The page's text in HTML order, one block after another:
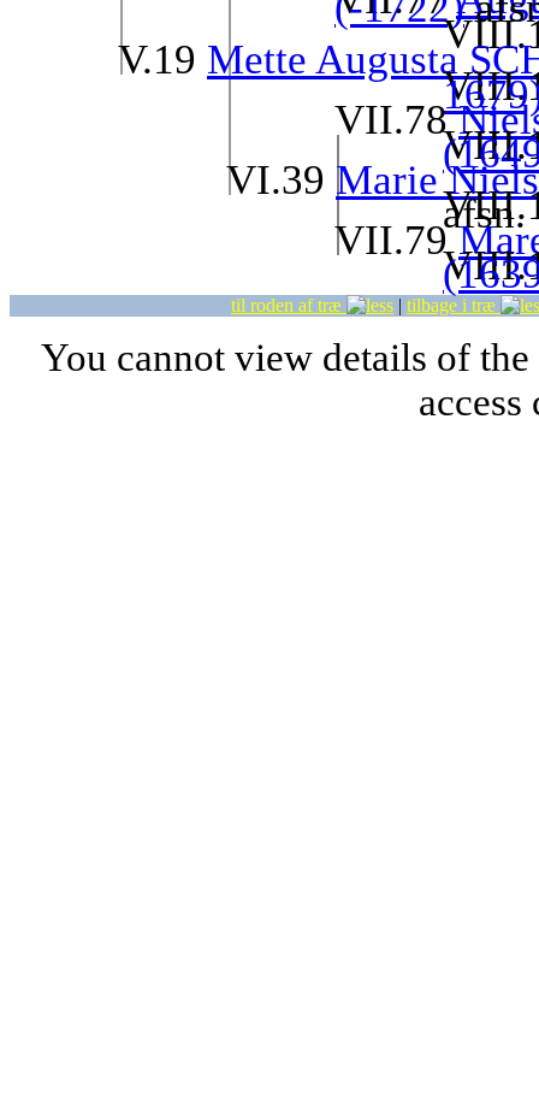
V.19 Mette Augusta
VII.78
VI.39 Marie
afsn.
VII.79
til roden af træ | tilbage i træ
You cannot view details of